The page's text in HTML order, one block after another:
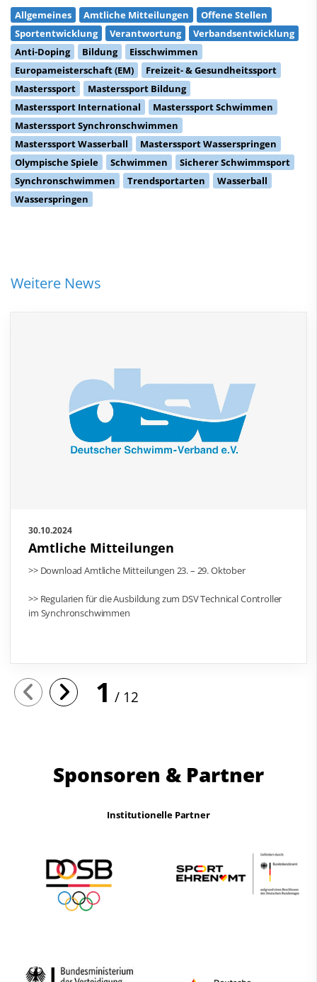
Allgemeines Amtliche Mitteilungen
Offene Stellen
Sportentwicklung
Verantwortung
Verbandsentwicklung
Anti-Doping
Bildung
Eisschwimmen
Europameisterschaft (EM)
Freizeit- & Gesundheitssport
Masterssport
Masterssport Bildung
Masterssport International
Masterssport Schwimmen
Masterssport Synchronschwimmen
Masterssport Wasserball
Masterssport Wasserspringen
Olympische Spiele
Schwimmen
Sicherer Schwimmsport
Synchronschwimmen
Trendsportarten
Wasserball
Wasserspringen
Weitere News
30.10.2024
Amtliche Mitteilungen
>> Download Amtliche Mitteilungen 23. – 29. Oktober
>> Regularien für die Ausbildung zum DSV Technical Controller
im Synchronschwimmen
1 12
Sponsoren & Partner
Institutionelle Partner